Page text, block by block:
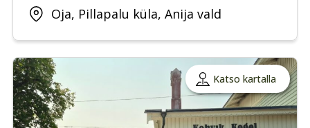
Oja, Pillapalu küla, Anija vald
Katso kartalla